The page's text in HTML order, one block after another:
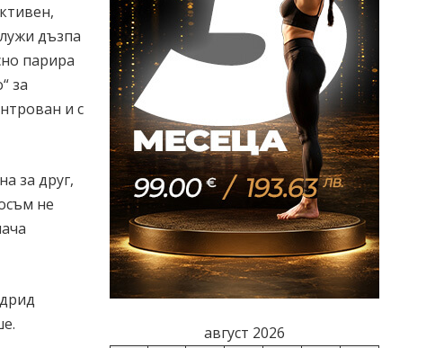
дъзпа
парира
за
и с
за друг,
не
август 2026